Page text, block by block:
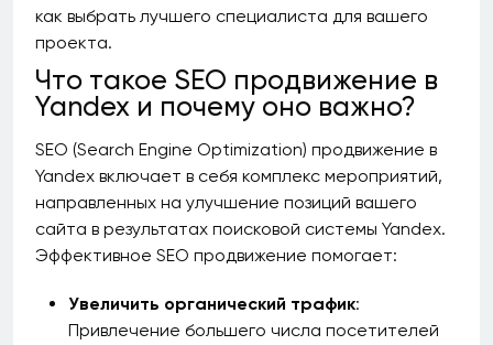
как выбрать лучшего специалиста для вашего
проекта.
Что такое SEO продвижение в
Yandex и почему оно важно?
SEO (Search Engine Optimization) продвижение в
Yandex включает в себя комплекс мероприятий,
направленных на улучшение позиций вашего
сайта в результатах поисковой системы Yandex.
Эффективное SEO продвижение помогает:
Увеличить органический трафик:
Привлечение большего числа посетителей